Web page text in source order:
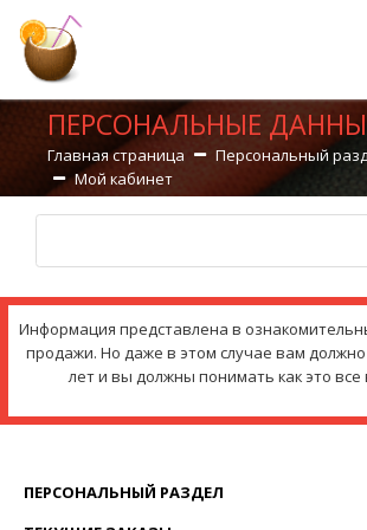
ПЕРСОНАЛЬНЫЕ
Главная страница
Персональный
Мой кабинет
Информация представлена в
продажи. Но даже в этом случае вам
лет и вы должны понимать как это все
ПЕРСОНАЛЬНЫЙ РАЗДЕЛ
(CURRENT)